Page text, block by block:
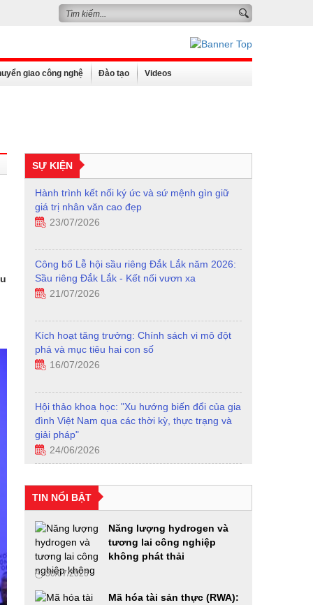
giao công nghệ Đào tạo Videos
SỰ KIỆN
Công bố Lễ hội sầu riêng Đắk Lắk năm 2026:
Sầu riêng Đắk Lắk - Kết nối vươn xa
21/07/2026
Kích hoạt tăng trưởng: Chính sách vi mô đột
phá và mục tiêu hai con số
16/07/2026
Hội thảo khoa học: "Xu hướng biến đổi của gia
đình Việt Nam qua các thời kỳ, thực trạng và
giải pháp"
Diễn đàn Phát triển hạ tầng năng lượng thông
minh
24/06/2026
mới trong thời đại AI
23/06/2026
Diễn đàn Phát triển Nhiên liệu sinh học 2026:
Từ chủ trương của Đảng đến hành động Quốc
gia
18/06/2026
TIN NỔI BẬT
Năng lượng hydrogen và
tương lai công nghiệp
không phát thải
30/07/2026
Mã hóa tài sản thực (RWA):